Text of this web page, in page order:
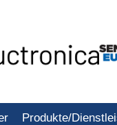
Produkte/